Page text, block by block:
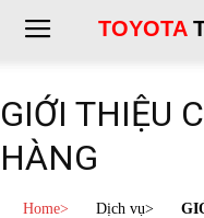
TOYOTA
GIỚI THIỆU
HÀNG
Home> Dịch vụ>